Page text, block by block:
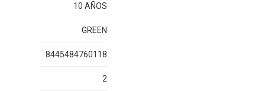
10 AÑOS
GREEN
8445484760118
2